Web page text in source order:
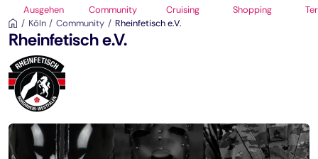
Ausgehen Community Cruising Shopping
Köln
Community Rheinfetisch e.V.
Rheinfetisch e.V.